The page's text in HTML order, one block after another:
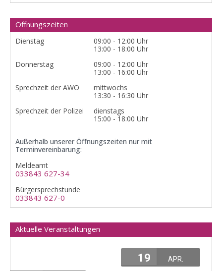
Öffnungszeiten
Dienstag
09:00 - 12:00 Uhr
13:00 - 18:00 Uhr
Donnerstag
09:00 - 12:00 Uhr
13:00 - 16:00 Uhr
Sprechzeit der AWO
mittwochs
13:30 - 16:30 Uhr
Sprechzeit der Polizei
dienstags
15:00 - 18:00 Uhr
Außerhalb unserer Öffnungszeiten nur mit
Terminvereinbarung:
Meldeamt
033843 627-34
Bürgersprechstunde
033843 627-0
Aktuelle Veranstaltungen
19 APR.